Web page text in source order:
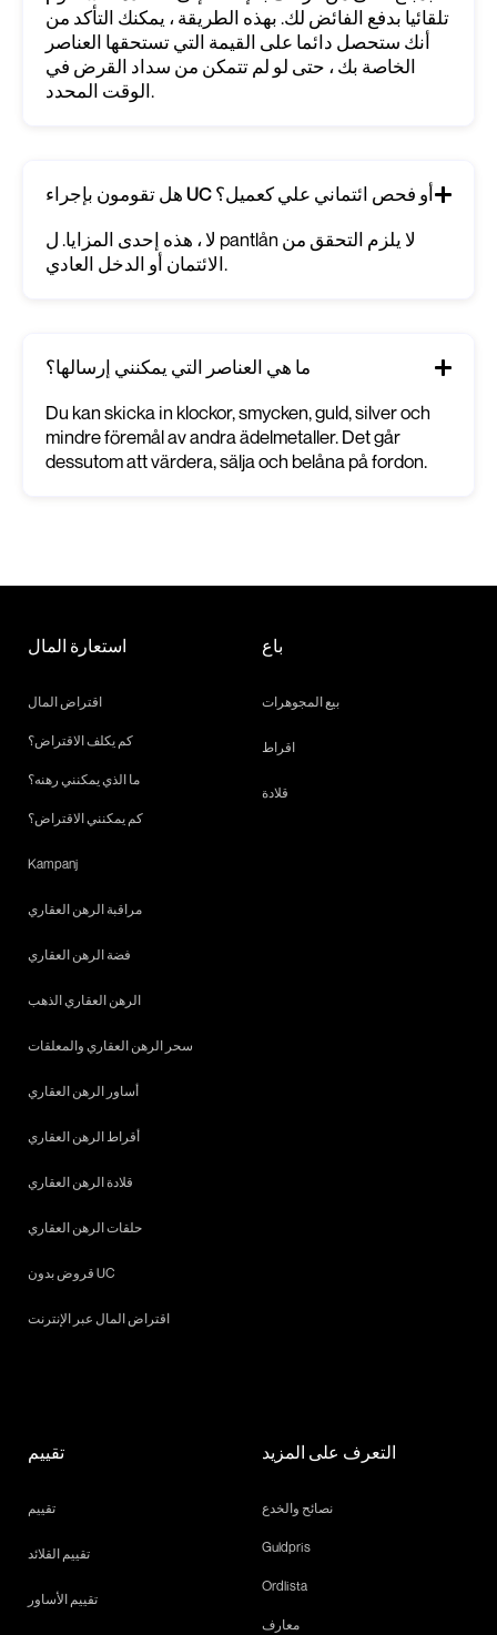
تلقائيا بدفع الفائض لك. بهذه الطريقة ، يمكنك التأكد من
أنك ستحصل دائما على القيمة التي تستحقها العناصر
الخاصة بك ، حتى لو لم تتمكن من سداد القرض في
الوقت المحدد.
هل تقومون بإجراء UC أو فحص ائتماني علي كعميل؟
لا ، هذه إحدى المزايا. ل pantlån لا يلزم التحقق من
الائتمان أو الدخل العادي.
ما هي العناصر التي يمكنني إرسالها؟
Du kan skicka in klockor, smycken, guld, silver och
mindre föremål av andra ädelmetaller. Det går
dessutom att värdera, sälja och belåna på fordon.
استعارة المال
اقتراض المال
كم يمكنني الاقتراض؟
Kampanj
مراقبة الرهن العقاري
فضة الرهن العقاري
الرهن العقاري الذهب
سحر الرهن العقاري والمعلقات
أساور الرهن العقاري
أقراط الرهن العقاري
قلادة الرهن العقاري
حلقات الرهن العقاري
قروض بدون UC
اقتراض المال عبر الإنترنت
باع
بيع المجوهرات
اقراط
قلادة
تقييم
تقييم
تقييم القلائد
تقييم الأساور
التعرف على المزيد
نصائح والخدع
Guldpris
Ordlista
معارف